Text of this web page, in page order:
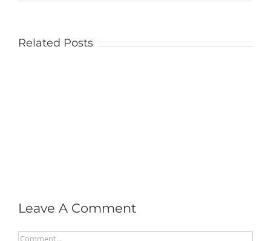
Related Posts
Leave A Comment
Comment